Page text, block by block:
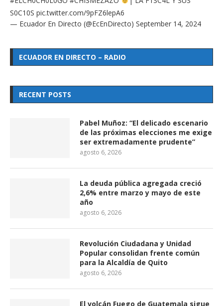
S0C10S pic.twitter.com/9pFZ6lepA6
— Ecuador En Directo (@EcEnDirecto) September 14, 2024
ECUADOR EN DIRECTO – RADIO
RECENT POSTS
Pabel Muñoz: “El delicado escenario
de las próximas elecciones me exige
ser extremadamente prudente”
agosto 6, 2026
La deuda pública agregada creció
2,6% entre marzo y mayo de este
año
agosto 6, 2026
Revolución Ciudadana y Unidad
Popular consolidan frente común
para la Alcaldía de Quito
agosto 6, 2026
El volcán Fuego de Guatemala sigue